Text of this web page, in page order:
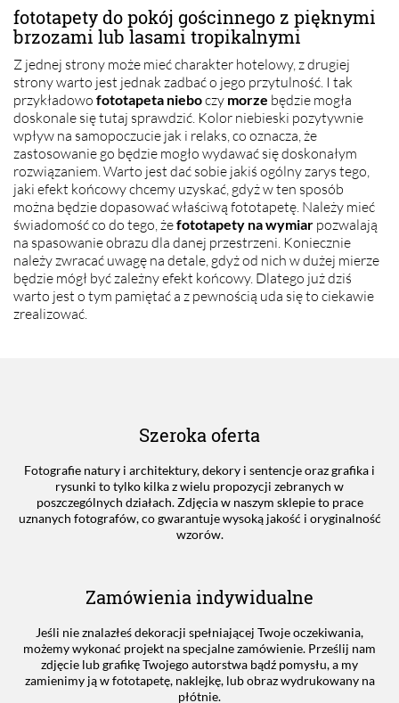
fototapety do pokój gościnnego z pięknymi
brzozami lub lasami tropikalnymi
Z jednej strony może mieć charakter hotelowy, z drugiej
strony warto jest jednak zadbać o jego przytulność. I tak
przykładowo fototapeta nieboczy morze będzie mogła
doskonale się tutaj sprawdzić. Kolor niebieski pozytywnie
wpływ na samopoczucie jak i relaks, co oznacza, że
zastosowanie go będzie mogło wydawać się doskonałym
rozwiązaniem. Warto jest dać sobie jakiś ogólny zarys tego,
jaki efekt końcowy chcemy uzyskać, gdyż w ten sposób
można będzie dopasować właściwą fototapetę. Należy mieć
świadomość co do tego, żefototapety na wymiar pozwalają
na spasowanie obrazu dla danej przestrzeni. Koniecznie
należy zwracać uwagę na detale, gdyż od nich w dużej mierze
będzie mógł być zależny efekt końcowy. Dlatego już dziś
warto jest o tym pamiętać a z pewnością uda się to ciekawie
zrealizować.
Szeroka oferta
Fotografie natury i architektury, dekory i sentencje oraz grafika i
rysunki to tylko kilka z wielu propozycji zebranych w
poszczególnych działach. Zdjęcia w naszym sklepie to prace
uznanych fotografów, co gwarantuje wysoką jakość i oryginalność
wzorów.
Zamówienia indywidualne
Jeśli nie znalazłeś dekoracji spełniającej Twoje oczekiwania,
możemy wykonać projekt na specjalne zamówienie. Prześlij nam
zdjęcie lub grafikę Twojego autorstwa bądź pomysłu, a my
zamienimy ją w fototapetę, naklejkę, lub obraz wydrukowany na
płótnie.